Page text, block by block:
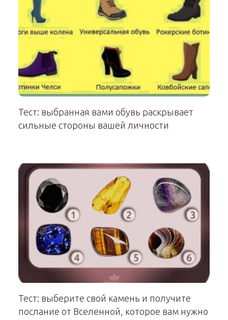
Тест: выбранная вами обувь раскрывает
сильные стороны вашей личности
Тест: выберите свой камень и получите
послание от Вселенной, которое вам нужно